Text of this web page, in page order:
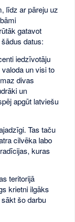
līdz ar pāreju uz
gatavot
datus:
iedzīvotāju
un visi to
divas
un
apgūt latviešu
Tas taču
cilvēka labo
kuras
teritorijā
krietni ilgāks
šo darbu